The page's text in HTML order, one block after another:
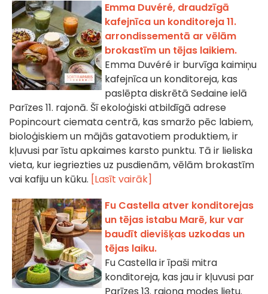
Emma Duvéré, draudzīgā
kafejnīca un konditoreja 11.
arrondissementā ar vēlām
brokastīm un tējas laikiem.
Emma Duvéré ir burvīga kaimiņu
kafejnīca un konditoreja, kas
paslēpta diskrētā Sedaine ielā
Parīzes 11. rajonā. Šī ekoloģiski atbildīgā adrese
Popincourt ciemata centrā, kas smaržo pēc labiem,
bioloģiskiem un mājās gatavotiem produktiem, ir
kļuvusi par īstu apkaimes karsto punktu. Tā ir lieliska
vieta, kur iegriezties uz pusdienām, vēlām brokastīm
vai kafiju un kūku. [Lasīt vairāk]
Fu Castella atver konditorejas
un tējas istabu Marē, kur var
baudīt dievišķas uzkodas un
tējas laiku.
Fu Castella ir īpaši mitra
konditoreja, kas jau ir kļuvusi par